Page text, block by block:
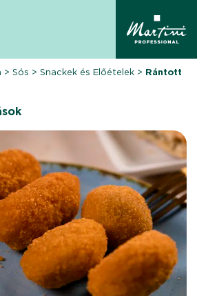
>Sós >Snackek és Előételek > Rántott